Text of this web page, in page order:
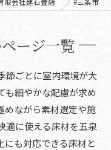
ージ一覧
節ごとに室内環境が大
も細やかな配慮が求め
めながら素材選定や施
適に使える床材を五泉
にも対応できる床材と